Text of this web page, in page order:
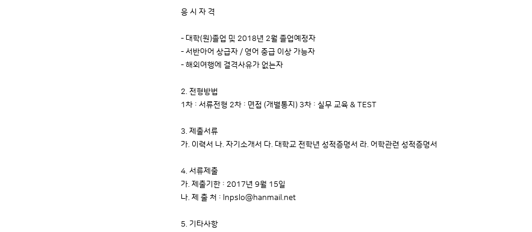
응 시 자 격
- 대학(원)졸업 및 2018년 2월 졸업예정자
- 서반아어 상급자 / 영어 중급 이상 가능자
- 해외여행에 결격사유가 없는자
2. 전형방법
1차 : 서류전형 2차 : 면접 (개별통지) 3차 : 실무 교육 & TEST
3. 제출서류
가. 이력서 나. 자기소개서 다. 대학교 전학년 성적증명서 라. 어학관련 성적증명서
4. 서류제출
가. 제출기한 : 2017년 9월 15일
나. 제 출 처 : lnpslo@hanmail.net
5. 기타사항